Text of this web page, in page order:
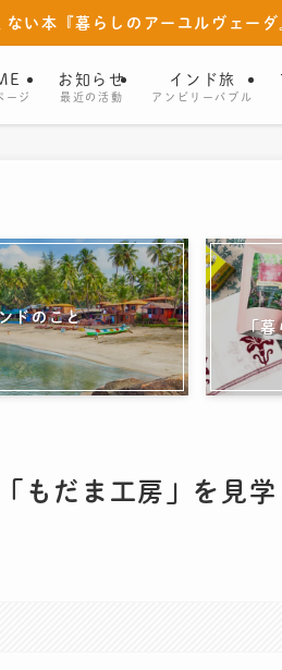
ない本『暮らしのアーユルヴェーダ
ージ
お知らせ
最近の活動
インド旅
アンビリーバブル
ドのこと
「
もだま工房」を見学